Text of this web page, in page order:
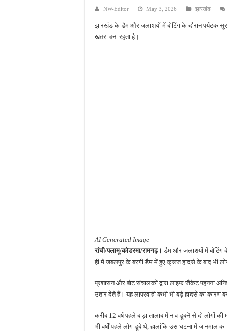
NW-Editor May 3, 2026 झारखंड
झारखंड के डैम और जलाशयों में बोटिंग के दौरान पर्यटक
खतरा बना रहता है।
AI Generated Image
रांची/पलामू/कोडरमा/रामगढ़। डैम और जलाशयों में बोटिंग के
ही में जबलपुर के बरगी डैम में हुए क्रूज हादसे के बाद भी
प्रशासन और बोट संचालकों द्वारा लाइफ जैकेट पहनना
उतार देते हैं। यह लापरवाही कभी भी बड़े हादसे का कारण
करीब 12 वर्ष पहले बाड़ा तालाब में नाव डूबने से दो लोगों
भी वर्षों पहले लोग डूबे थे, हालांकि उस घटना में जानमाल